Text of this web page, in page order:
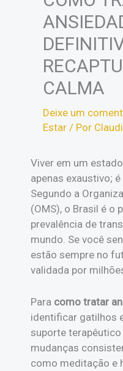
CALMA
Deixe um
Estar / Por
Viver em um
apenas exaustivo;
Segundo a
(OMS), o Brasil é o
prevalência de
mundo. Se você
estão sempre no
validada por
Para como tratar
identificar gatilhos
suporte
mudanças
como meditação e